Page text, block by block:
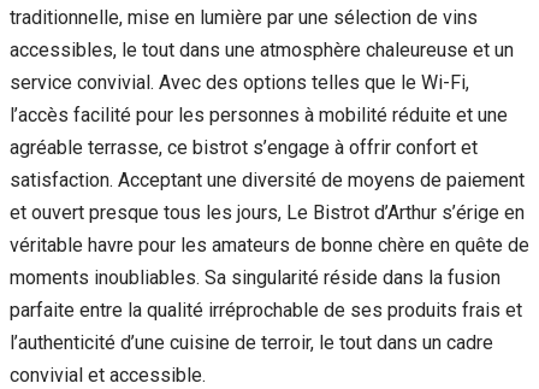
traditionnelle, mise en lumière par une sélection de vins
accessibles, le tout dans une atmosphère chaleureuse et un
service convivial. Avec des options telles que le Wi-Fi,
l’accès facilité pour les personnes à mobilité réduite et une
agréable terrasse, ce bistrot s’engage à offrir confort et
satisfaction. Acceptant une diversité de moyens de paiement
et ouvert presque tous les jours, Le Bistrot d’Arthur s’érige en
véritable havre pour les amateurs de bonne chère en quête de
moments inoubliables. Sa singularité réside dans la fusion
parfaite entre la qualité irréprochable de ses produits frais et
l’authenticité d’une cuisine de terroir, le tout dans un cadre
convivial et accessible.